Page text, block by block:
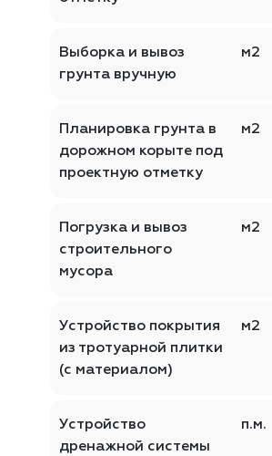
Выборка и вывоз
грунта вручную
м2
Планировка грунта в
дорожном корыте под
проектную отметку
м2
Погрузка и вывоз
строительного
мусора
м2
Устройство покрытия
из тротуарной плитки
(с материалом)
м2
Устройство
дренажной системы
п.м.